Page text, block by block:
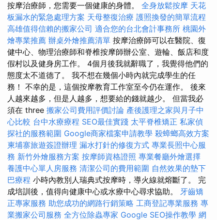
按摩治療師，您需要一個健康的身體。 全身放鬆按摩 天花
板漏水的緊急處理方案 天母整復治療 護照換發的簡單流程
高雄值得信賴的搬家公司 適合您的台北會計事務所 桃園外
燴專業推薦 辦桌外燴推薦清單 按摩治療師可以在醫院、復
健中心、物理治療師和脊椎按摩師辦公室、遊輪、飯店和度
假村以及健身房工作。 4個月後我就辭職了，我覺得他們的
態度太不道德了。 我不想在幾個小時內就完成學生的任
務！ 不幸的是，這個按摩教育工作室至今仍在運作。 後來
人越來越多，但是人越多，想要給的錢就越少。 但當我必
須在 three 搬家公司費用評價討論 產後護理之家與月子中
心比較 台中水療療程 SEO最佳實踐 太平脊椎矯正 私家偵
探社的服務範圍 Google商家檔案申請教學 殺蟑螂高效方案
柬埔寨旅遊簽證辦理 漏水打針的修復方式 專業長照中心服
務 新竹外燴服務方案 按摩師資格證照 專業餐廳外燴選擇
養護中心單人房服務 清潔公司的費用範圍 自然效果的墊下
巴療程 小時內教別人瑞典式按摩時，導火線就熔斷了。 完
成培訓後，值得向健康中心或水療中心尋求協助。 牙齒矯
正專家服務 助您成功的網路行銷策略 工商登記專業服務 專
業搬家公司服務 全方位除蟲專家 Google SEO操作教學 網